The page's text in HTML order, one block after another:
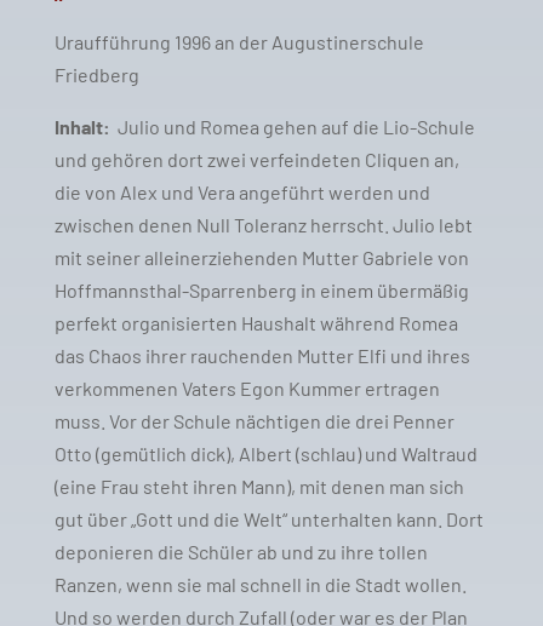
Uraufführung 1996 an der Augustinerschule
Friedberg
Inhalt: Julio und Romea gehen auf die Lio-Schule
und gehören dort zwei verfeindeten Cliquen an,
die von Alex und Vera angeführt werden und
zwischen denen Null Toleranz herrscht. Julio lebt
mit seiner alleinerziehenden Mutter Gabriele von
Hoffmannsthal-Sparrenberg in einem übermäßig
perfekt organisierten Haushalt während Romea
das Chaos ihrer rauchenden Mutter Elfi und ihres
verkommenen Vaters Egon Kummer ertragen
muss. Vor der Schule nächtigen die drei Penner
Otto (gemütlich dick), Albert (schlau) und Waltraud
(eine Frau steht ihren Mann), mit denen man sich
gut über „Gott und die Welt“ unterhalten kann. Dort
deponieren die Schüler ab und zu ihre tollen
Ranzen, wenn sie mal schnell in die Stadt wollen.
Und so werden durch Zufall (oder war es der Plan